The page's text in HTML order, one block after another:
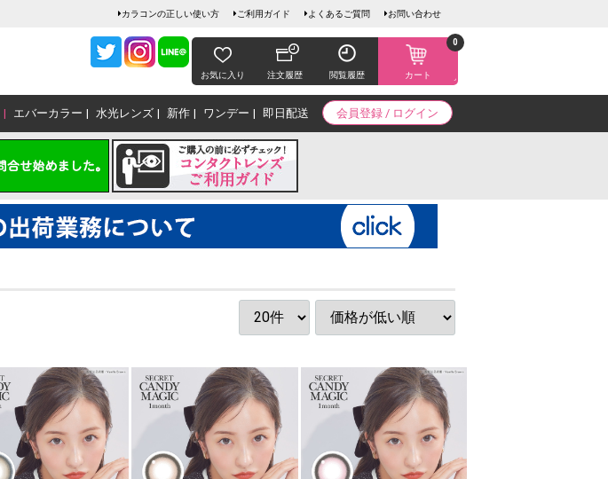
カラコンの正しい使い方 ご利用ガイド よくあるご質問 お問い合わせ
お気に入り 注文履歴 閲覧履歴 カート
0
会員登録 / ログイン
エバーカラー 水光レンズ 新作 ワンデー 即日配送